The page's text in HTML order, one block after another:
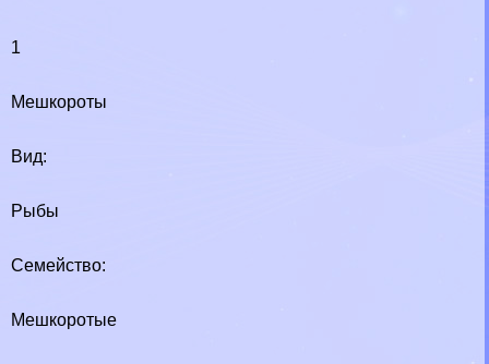
1
Мешкороты
Вид:
Рыбы
Семейство:
Мешкоротые